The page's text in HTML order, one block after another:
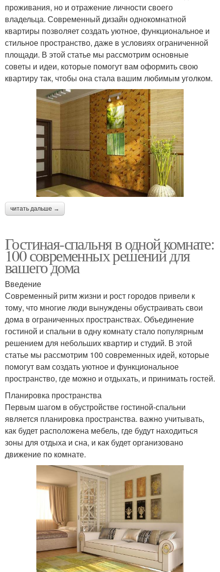
проживания, но и отражение личности своего
владельца. Современный дизайн однокомнатной
квартиры позволяет создать уютное, функциональное и
стильное пространство, даже в условиях ограниченной
площади. В этой статье мы рассмотрим основные
советы и идеи, которые помогут вам оформить свою
квартиру так, чтобы она стала вашим любимым уголком.
читать дальше →
Гостиная-спальня в одной комнате:
100 современных решений для
вашего дома
Введение
Современный ритм жизни и рост городов привели к
тому, что многие люди вынуждены обустраивать свои
дома в ограниченных пространствах. Объединение
гостиной и спальни в одну комнату стало популярным
решением для небольших квартир и студий. В этой
статье мы рассмотрим 100 современных идей, которые
помогут вам создать уютное и функциональное
пространство, где можно и отдыхать, и принимать гостей.
Планировка пространства
Первым шагом в обустройстве гостиной-спальни
является планировка пространства. важно учитывать,
как будет расположена мебель, где будут находиться
зоны для отдыха и сна, и как будет организовано
движение по комнате.